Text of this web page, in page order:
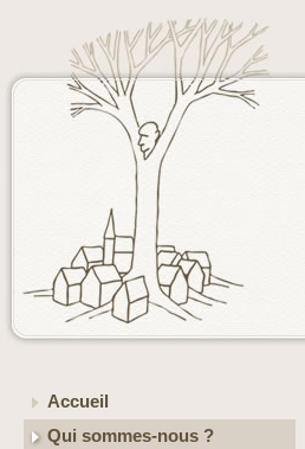
Accueil
Qui sommes-nous ?